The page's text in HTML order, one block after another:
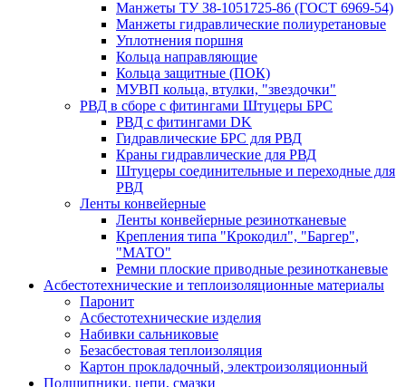
Манжеты ТУ 38-1051725-86 (ГОСТ 6969-54)
Манжеты гидравлические полиуретановые
Уплотнения поршня
Кольца направляющие
Кольца защитные (ПОК)
МУВП кольца, втулки, "звездочки"
РВД в сборе с фитингами Штуцеры БРС
РВД с фитингами DK
Гидравлические БРС для РВД
Краны гидравлические для РВД
Штуцеры соединительные и переходные для
РВД
Ленты конвейерные
Ленты конвейерные резинотканевые
Крепления типа "Крокодил", "Баргер",
"МАТО"
Ремни плоские приводные резинотканевые
Асбестотехнические и теплоизоляционные материалы
Паронит
Асбестотехнические изделия
Набивки сальниковые
Безасбестовая теплоизоляция
Картон прокладочный, электроизоляционный
Подшипники, цепи, смазки